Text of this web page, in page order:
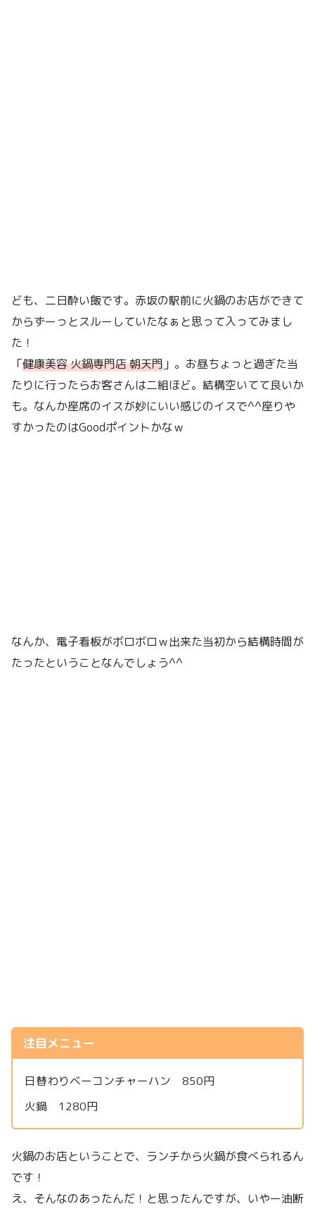
ども、二日酔い飯です。赤坂の駅前に火鍋のお店ができて
からずーっとスルーしていたなぁと思って入ってみまし
た！
「健康美容 火鍋専門店 朝天門 」。お昼ちょっと過ぎた当
たりに行ったらお客さんは二組ほど。結構空いてて良いか
も。なんか座席のイスが妙にいい感じのイスで^^座りや
すかったのはGoodポイントかなｗ
なんか、電子看板がボロボロｗ出来た当初から結構時間が
たったということなんでしょう^^
注目メニュー
日替わりベーコンチャーハン 850円
火鍋 1280円
火鍋のお店ということで、ランチから火鍋が食べられるん
です！
え、そんなのあったんだ！と思ったんですが、いやー油断